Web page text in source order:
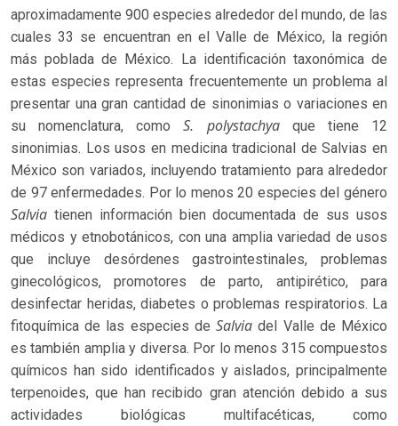
aproximadamente 900 especies alrededor del mundo, de las
cuales 33 se encuentran en el Valle de México, la región
más poblada de México. La identificación taxonómica de
estas especies representa frecuentemente un problema al
presentar una gran cantidad de sinonimias o variaciones en
su nomenclatura, comoS. polystachyaque tiene 12
sinonimias. Los usos en medicina tradicional de Salvias en
México son variados, incluyendo tratamiento para alrededor
de 97 enfermedades. Por lo menos 20 especies del género
Salvia tienen información bien documentada de sus usos
médicos y etnobotánicos, con una amplia variedad de usos
que incluye desórdenes gastrointestinales, problemas
ginecológicos, promotores de parto, antipirético, para
desinfectar heridas, diabetes o problemas respiratorios. La
fitoquímica de las especies deSalvia del Valle de México
es también amplia y diversa. Por lo menos 315 compuestos
químicos han sido identificados y aislados, principalmente
terpenoides, que han recibido gran atención debido a sus
actividades biológicas multifacéticas, como